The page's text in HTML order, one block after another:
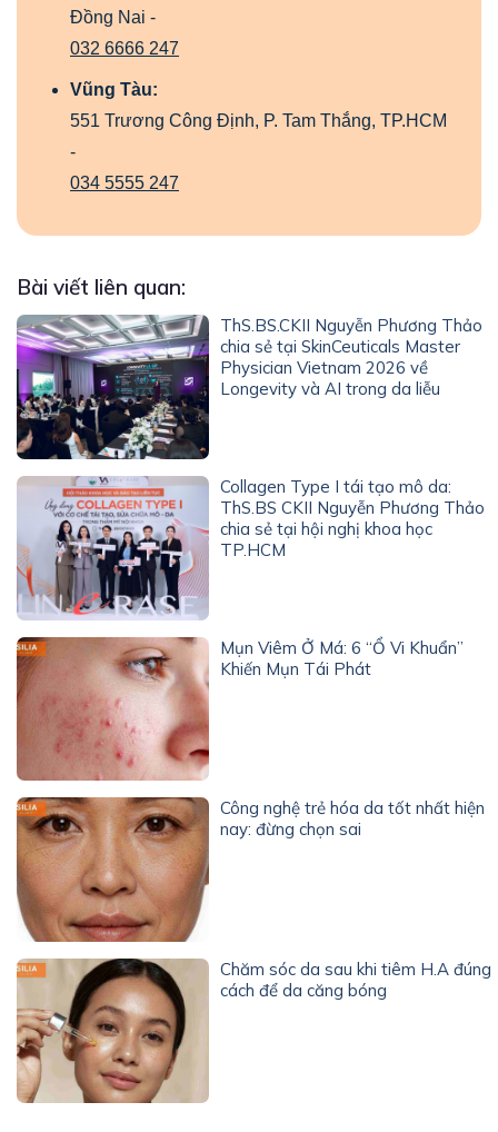
Đồng Nai -
032 6666 247
Vũng Tàu:
551 Trương Công Định, P. Tam Thắng, TP.HCM
-
034 5555 247
Bài viết liên quan:
ThS.BS.CKII Nguyễn Phương Thảo
chia sẻ tại SkinCeuticals Master
Physician Vietnam 2026 về
Longevity và AI trong da liễu
Collagen Type I tái tạo mô da:
ThS.BS CKII Nguyễn Phương Thảo
chia sẻ tại hội nghị khoa học
TP.HCM
Mụn Viêm Ở Má: 6 “Ổ Vi Khuẩn”
Khiến Mụn Tái Phát
Công nghệ trẻ hóa da tốt nhất hiện
nay: đừng chọn sai
Chăm sóc da sau khi tiêm H.A đúng
cách để da căng bóng